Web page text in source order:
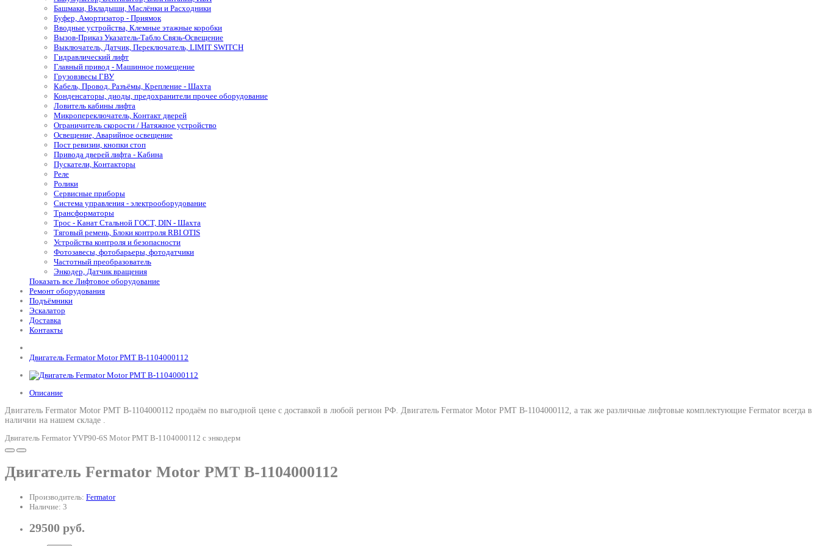
Башмаки, Вкладыши, Маслёнки и Расходники
Буфер, Амортизатор - Приямок
Вводные устройства, Клемные этажные коробки
Вызов-Приказ Указатель-Табло Связь-Освещение
Выключатель, Датчик, Переключатель, LIMIT SWITCH
Гидравлический лифт
Главный привод - Машинное помещение
Грузовзвесы ГВУ
Кабель, Провод, Разъёмы, Крепление - Шахта
Конденсаторы, диоды, предохранители прочее оборудование
Ловитель кабины лифта
Микропереключатель, Контакт дверей
Ограничитель скорости / Натяжное устройство
Освещение, Аварийное освещение
Пост ревизии, кнопки стоп
Привода дверей лифта - Кабина
Пускатели, Контакторы
Реле
Ролики
Сервисные приборы
Система управления - электрооборудование
Трансформаторы
Трос - Канат Стальной ГОСТ, DIN - Шахта
Тяговый ремень, Блоки контроля RBI OTIS
Устройства контроля и безопасности
Фотозавесы, фотобарьеры, фотодатчики
Частотный преобразователь
Энкодер, Датчик вращения
Показать все Лифтовое оборудование
Ремонт оборудования
Подъёмники
Эскалатор
Доставка
Контакты
Двигатель Fermator Motor РМТ B-1104000112
Описание
Двигатель Fermator Motor РМТ B-1104000112 продаём по выгодной цене с доставкой в любой регион РФ. Двигатель Fermator Motor РМТ B-1104000112, а так же различные лифтовые комплектующие Fermator всегда в
наличии на нашем складе .
Двигатель Fermator YVP90-6S Motor РМТ B-1104000112 с энкодерм
Двигатель Fermator Motor РМТ B-1104000112
Производитель: Fermator
Наличие: 3
29500 руб.